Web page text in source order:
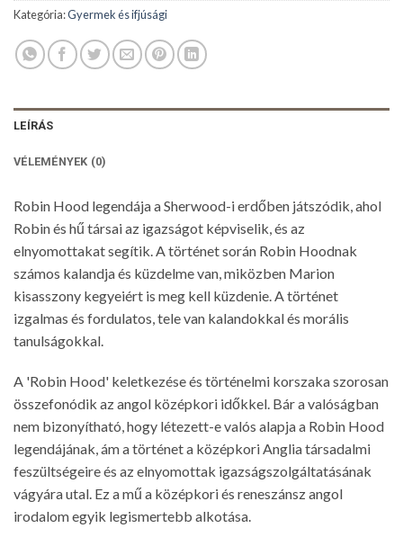
Kategória:Gyermek és ifjúsági
LEÍRÁS
VÉLEMÉNYEK (0)
Robin Hood legendája a Sherwood-i erdőben játszódik, ahol
Robin és hű társai az igazságot képviselik, és az
elnyomottakat segítik. A történet során Robin Hoodnak
számos kalandja és küzdelme van, miközben Marion
kisasszony kegyeiért is meg kell küzdenie. A történet
izgalmas és fordulatos, tele van kalandokkal és morális
tanulságokkal.
A 'Robin Hood' keletkezése és történelmi korszaka szorosan
összefonódik az angol középkori időkkel. Bár a valóságban
nem bizonyítható, hogy létezett-e valós alapja a Robin Hood
legendájának, ám a történet a középkori Anglia társadalmi
feszültségeire és az elnyomottak igazságszolgáltatásának
vágyára utal. Ez a mű a középkori és reneszánsz angol
irodalom egyik legismertebb alkotása.